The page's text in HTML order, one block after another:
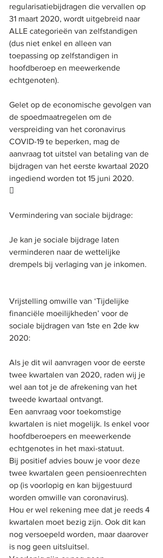
regularisatiebijdragen die vervallen op
31 maart 2020, wordt uitgebreid naar
ALLE categorieën van zelfstandigen
(dus niet enkel en alleen van
toepassing op zelfstandigen in
hoofdberoep en meewerkende
echtgenoten).
Gelet op de economische gevolgen van
de spoedmaatregelen om de
verspreiding van het coronavirus
COVID-19 te beperken, mag de
aanvraag tot uitstel van betaling van de
bijdragen van het eerste kwartaal 2020
ingediend worden tot 15 juni 2020.
Vermindering van sociale bijdrage:
Je kan je sociale bijdrage laten
verminderen naar de wettelijke
drempels bij verlaging van je inkomen.
Vrijstelling omwille van ‘Tijdelijke
financiële moeilijkheden’ voor de
sociale bijdragen van 1ste en 2de kw
2020:
Als je dit wil aanvragen voor de eerste
twee kwartalen van 2020, raden wij je
wel aan tot je de afrekening van het
tweede kwartaal ontvangt.
Een aanvraag voor toekomstige
kwartalen is niet mogelijk. Is enkel voor
hoofdberoepers en meewerkende
echtgenotes in het maxi-statuut.
Bij positief advies bouw je voor deze
twee kwartalen geen pensioenrechten
op (is voorlopig en kan bijgestuurd
worden omwille van coronavirus).
Hou er wel rekening mee dat je reeds 4
kwartalen moet bezig zijn. Ook dit kan
nog versoepeld worden, maar daarover
is nog geen uitsluitsel.